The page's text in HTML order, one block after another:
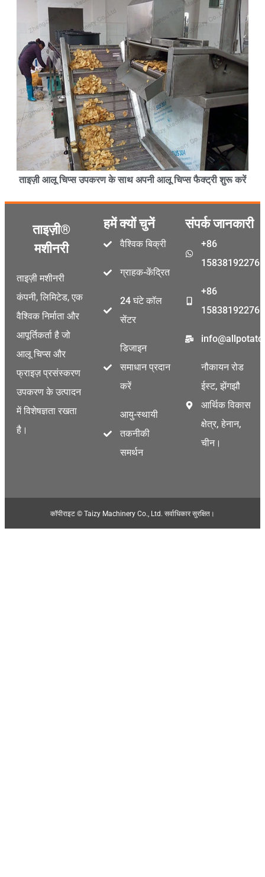
ताइज़ी आलू चिप्स उपकरण के साथ अपनी आलू चिप्स फैक्ट्री शुरू करें
ताइज़ी®
मशीनरी
ताइज़ी मशीनरी
कंपनी, लिमिटेड, एक
वैश्विक निर्माता और
आपूर्तिकर्ता है जो
आलू चिप्स और
फ्राइज़ प्रसंस्करण
उपकरण के उत्पादन
में विशेषज्ञता रखता
है।
हमें क्यों चुनें
वैश्विक बिक्री
ग्राहक-केंद्रित
24 घंटे कॉल
सेंटर
डिजाइन
समाधान प्रदान
करें
आयु-स्थायी
तकनीकी
समर्थन
संपर्क जानकारी
+86
15838192276
+86
15838192276
नौकायन रोड
ईस्ट, झेंगझौ
आर्थिक विकास
क्षेत्र, हेनान,
चीन।
कॉपीराइट © Taizy Machinery Co., Ltd. सर्वाधिकार सुरक्षित।